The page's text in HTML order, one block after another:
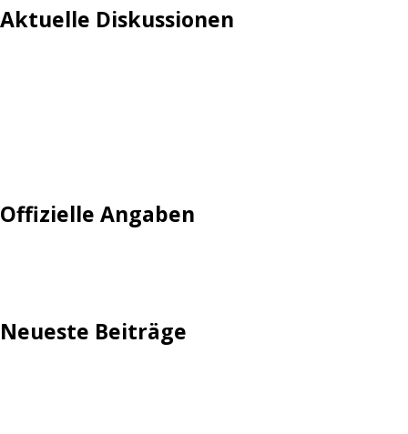
Aktuelle Diskussionen
Offizielle Angaben
Neueste Beiträge